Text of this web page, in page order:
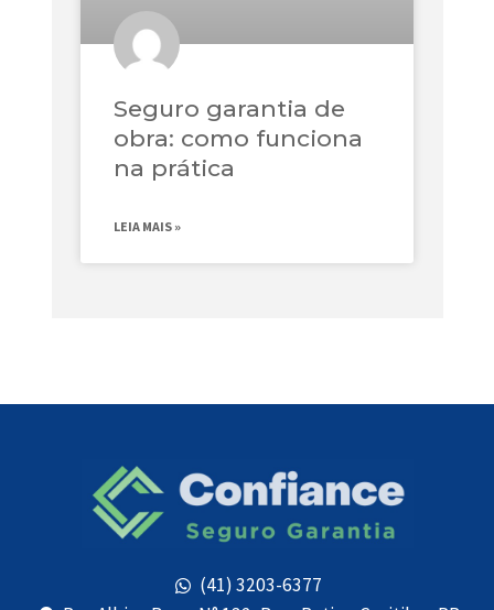
Seguro garantia de
obra: como funciona
na prática
LEIA MAIS »
(41) 3203-6377